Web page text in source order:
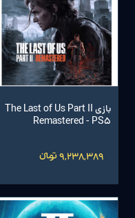
بازی The Last of Us Part II
Remastered - PS5
9,238,389 تومانءءء